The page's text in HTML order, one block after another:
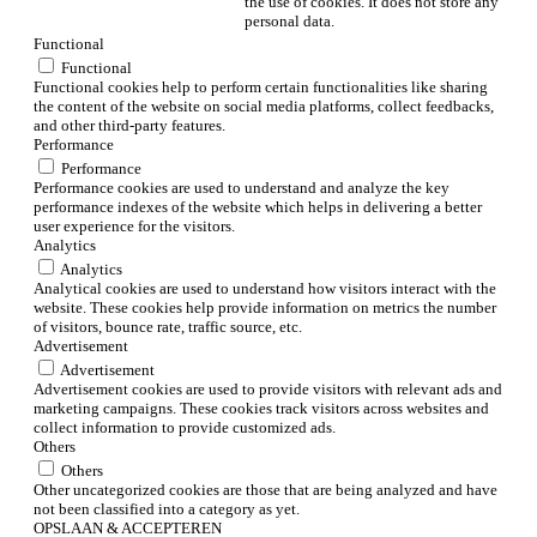
personal data.
Functional
Functional
Functional cookies help to perform certain functionalities like sharing
the content of the website on social media platforms, collect feedbacks,
and other third-party features.
Performance
Performance
Performance cookies are used to understand and analyze the key
performance indexes of the website which helps in delivering a better
user experience for the visitors.
Analytics
Analytics
Analytical cookies are used to understand how visitors interact with the
website. These cookies help provide information on metrics the number
of visitors, bounce rate, traffic source, etc.
Advertisement
Advertisement
Advertisement cookies are used to provide visitors with relevant ads and
marketing campaigns. These cookies track visitors across websites and
collect information to provide customized ads.
Others
Others
Other uncategorized cookies are those that are being analyzed and have
not been classified into a category as yet.
OPSLAAN & ACCEPTEREN